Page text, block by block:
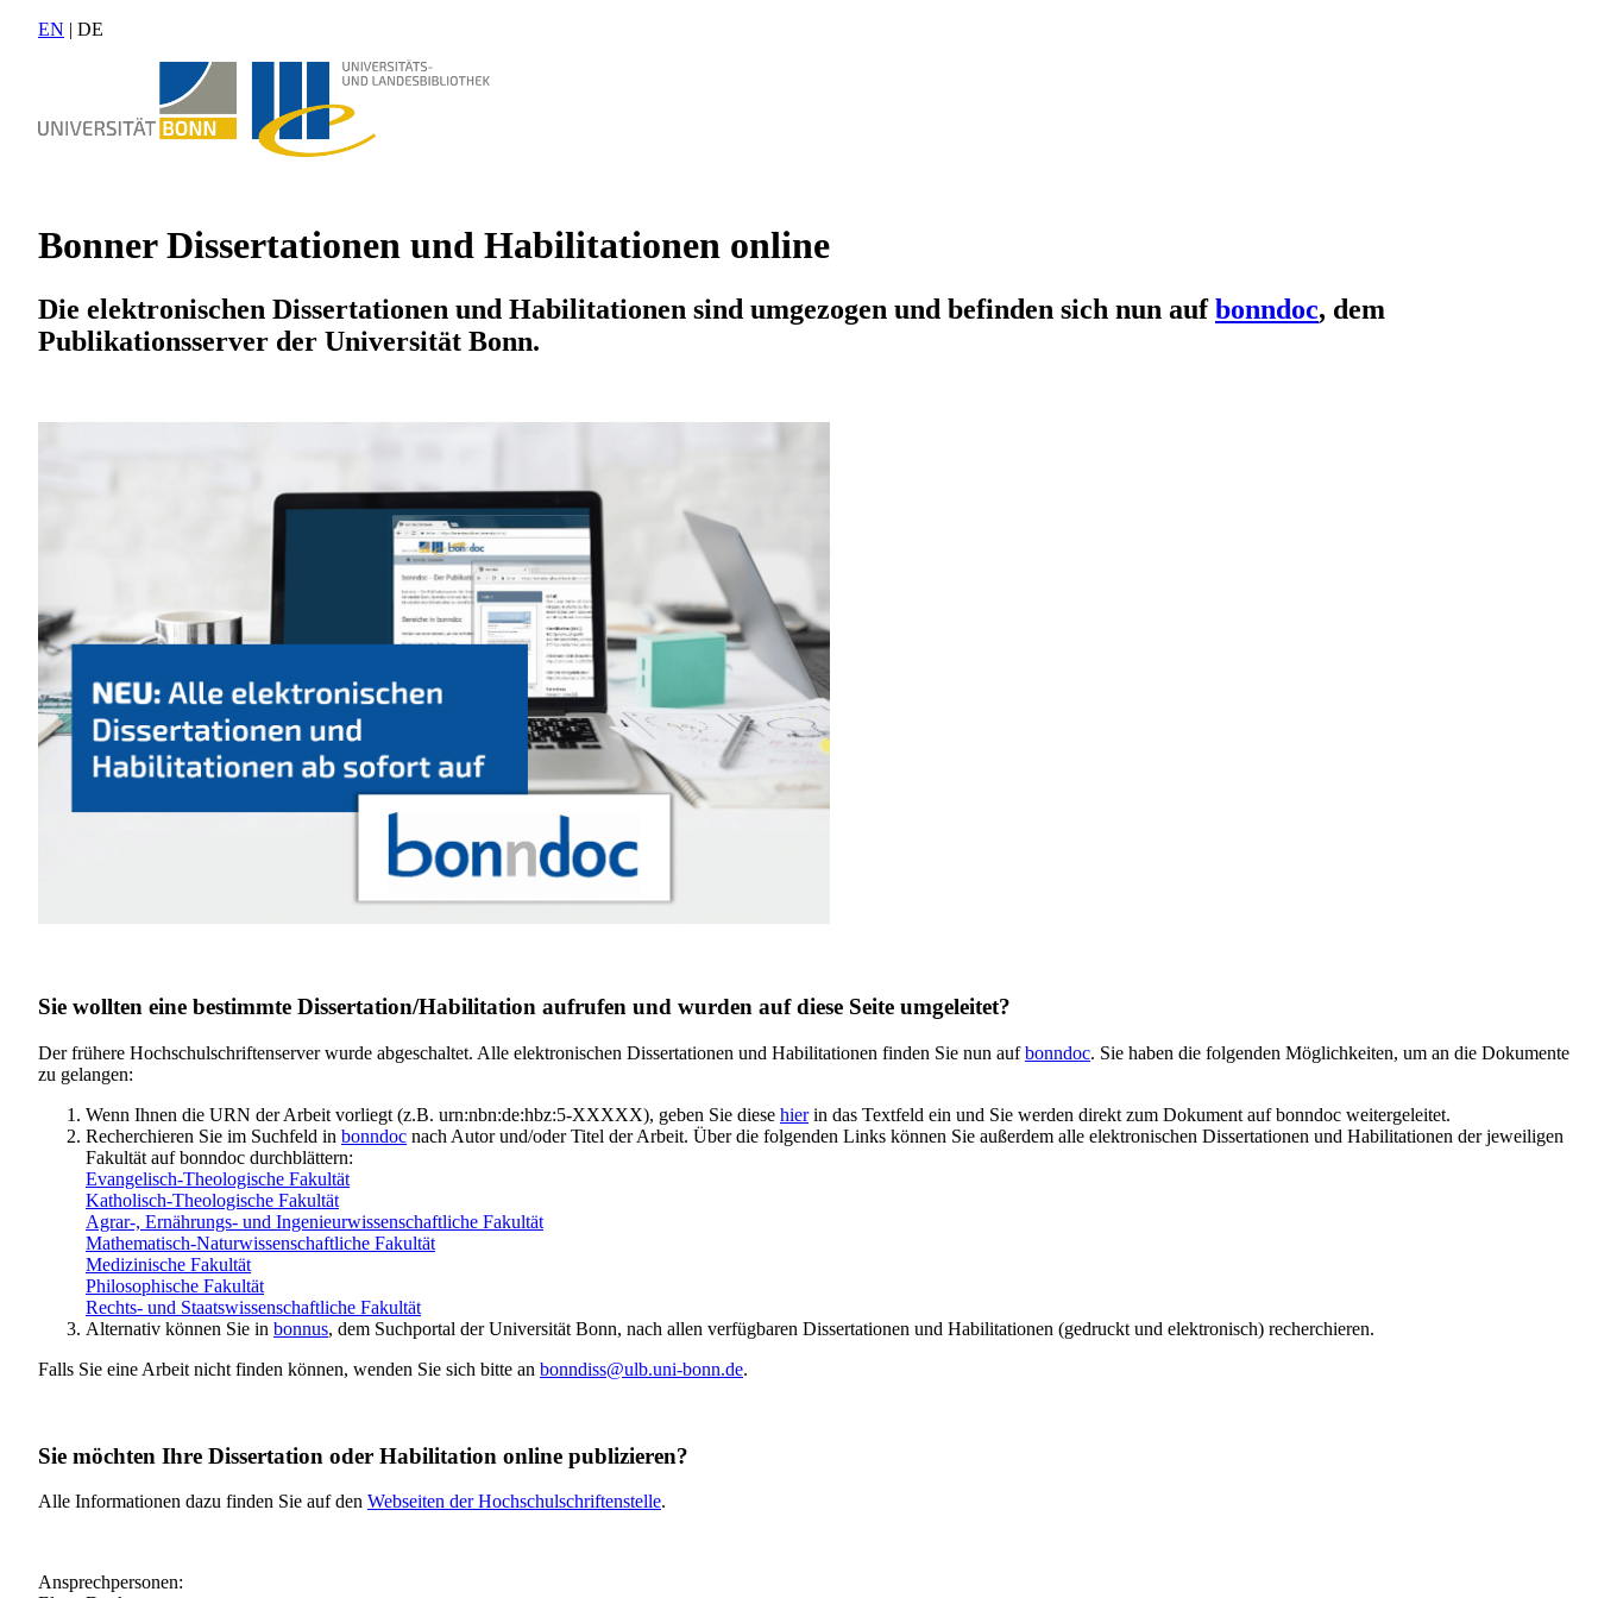
EN | DE
Bonner Dissertationen und Habilitationen online
Die elektronischen Dissertationen und Habilitationen sind umgezogen und befinden sich nun aufbonndoc, dem
Publikationsserver der Universität Bonn.
Sie wollten eine bestimmte Dissertation/Habilitation aufrufen und wurden auf diese Seite umgeleitet?
Der frühere Hochschulschriftenserver wurde abgeschaltet. Alle elektronischen Dissertationen und Habilitationen finden Sie nun aufbonndoc. Sie haben die folgenden Möglichkeiten, um an die Dokumente
zu gelangen:
Wenn Ihnen die URN der Arbeit vorliegt (z.B. urn:nbn:de:hbz:5-XXXXX), geben Sie diese hierin das Textfeld ein und Sie werden direkt zum Dokument auf bonndoc weitergeleitet.
Recherchieren Sie im Suchfeld in bonndoc nach Autor und/oder Titel der Arbeit. Über die folgenden Links können Sie außerdem alle elektronischen Dissertationen und Habilitationen der jeweiligen
Fakultät auf bonndoc durchblättern:
Evangelisch-Theologische Fakultät
Katholisch-Theologische Fakultät
Agrar-, Ernährungs- und Ingenieurwissenschaftliche Fakultät
Mathematisch-Naturwissenschaftliche Fakultät
Medizinische Fakultät
Philosophische Fakultät
Rechts- und Staatswissenschaftliche Fakultät
Alternativ können Sie in bonnus, dem Suchportal der Universität Bonn, nach allen verfügbaren Dissertationen und Habilitationen (gedruckt und elektronisch) recherchieren.
Falls Sie eine Arbeit nicht finden können, wenden Sie sich bitte an bonndiss@ulb.uni-bonn.de.
Sie möchten Ihre Dissertation oder Habilitation online publizieren?
Alle Informationen dazu finden Sie auf den Webseiten der Hochschulschriftenstelle.
Ansprechpersonen: